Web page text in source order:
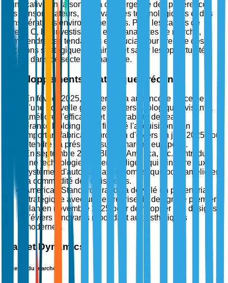
significative en raison de la convergence des préférences
des consommateurs, des avancées technologiques et des
considérations environnementales. Pour les cadres de
niveau C, les investisseurs et les analystes de marché,
comprendre ces tendances est crucial pour prendre des
décisions stratégiques éclairées et saisir les opportunités
futures dans ce secteur dynamique.
Développements stratégiques récents
En février 2025, Kohler Co. a annoncé le lancement
d'une nouvelle gamme d'éviers écologiques visant à
améliorer l'efficacité et la durabilité de l'eau.
Franke Holding AG a finalisé l'acquisition d'un
important fabricant européen d'éviers en juin 2025 pour
étendre sa présence sur le marché européen.
En septembre 2025, Blanco America, Inc. a introduit
une technologie d'évier intelligent qui s'intègre aux
systèmes d'automatisation domestique pour améliorer
la commodité des utilisateurs.
American Standard Brands a dévoilé un partenariat
stratégique avec une entreprise de design de premier
plan en novembre 2025 pour développer des designs
d'éviers innovants répondant aux esthétiques
modernes.
Market Dynamics
Moteurs du marché